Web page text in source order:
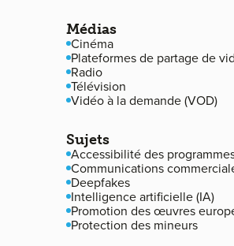
Médias
Cinéma
Plateformes de partage de
Radio
Télévision
Vidéo à la demande (VOD)
Sujets
Accessibilité des
Communications
Deepfakes
Intelligence artificielle (IA)
Promotion des œuvres
Protection des mineurs